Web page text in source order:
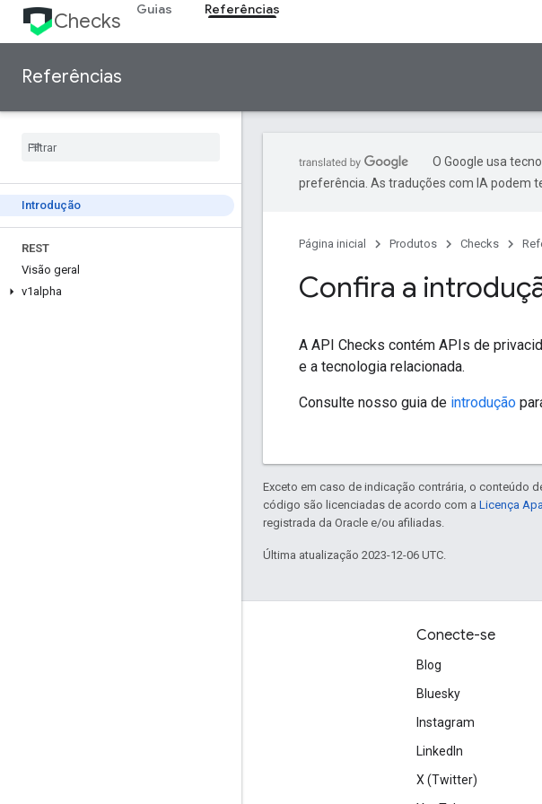
Checks Guias Referências
Referências
Introdução
REST
Visão geral
v1alpha
O Google usa
preferência. As traduções com IA podem
Página inicial Produtos Checks
Confira a
A API Checks contém APIs de
e a tecnologia relacionada.
Consulte nosso guia de introdução
Exceto em caso de indicação contrária, o conteúdo
código são licenciadas de acordo com a Licença
registrada da Oracle e/ou afiliadas.
Última atualização 2023-12-06 UTC.
Conecte-se
Blog
Bluesky
Instagram
LinkedIn
X (Twitter)